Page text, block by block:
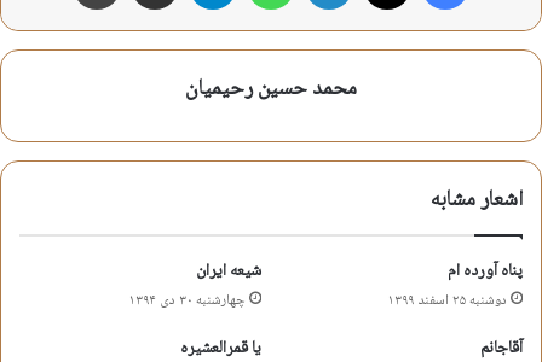
محمد حسین رحیمیان
شعر شعر میلاد سقای دشت کربلا
شعر میلاد حضرت ابالفضل
شعر میلاد حضرت ابالفضل العباس
محمد حسین رحیمیان
اشعار مشابه
پناه آورده ام
دوشنبه ۲۵ اسفند ۱۳۹۹
شیعه ایران
چهارشنبه ۳۰ دی ۱۳۹۴
آقاجانم یا قمرالعشیره